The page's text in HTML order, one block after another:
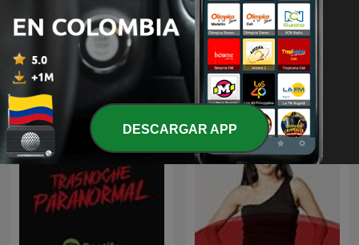
VOS PODÉS TED Talks Daily
DESCARGAR APP